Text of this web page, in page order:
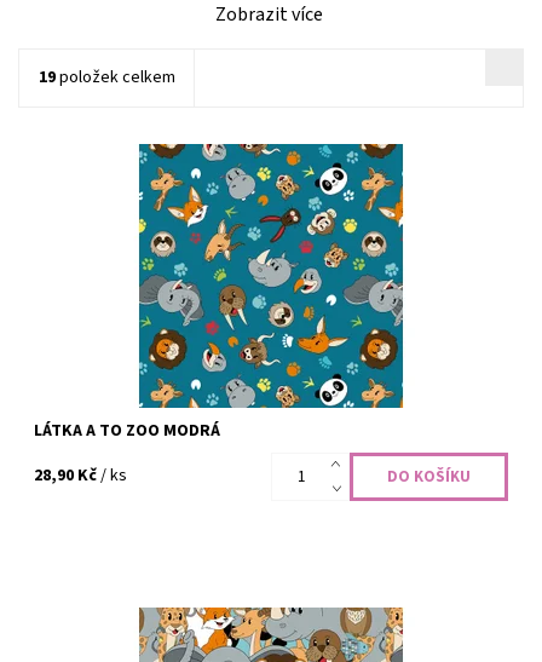
Zobrazit více
19položek celkem
100% bavlna, šíře 110 cm
Skladem
CODE-2516
Blank Quilting
LÁTKA A TO ZOO MODRÁ
28,90 Kč/ ks
100% bavlna, šíře 110 cm